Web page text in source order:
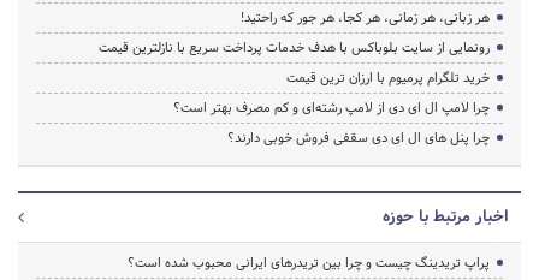
هر زبانی، هر زمانی، هر کجا، هر جور که راحتید!
رونمایی از سایت بلوباکس با هدف خدمات پرداخت سریع با نازلترین قیمت
خرید تلگرام پرمیوم با ارزان ترین قیمت
چرا لامپ ال ای دی از لامپ رشته‌ای و کم مصرف بهتر است؟
چرا پنل های ال ای دی سقفی فروش خوبی دارند؟
اخبار مرتبط با حوزه
پراپ تریدینگ چیست و چرا بین تریدرهای ایرانی محبوب شده است؟